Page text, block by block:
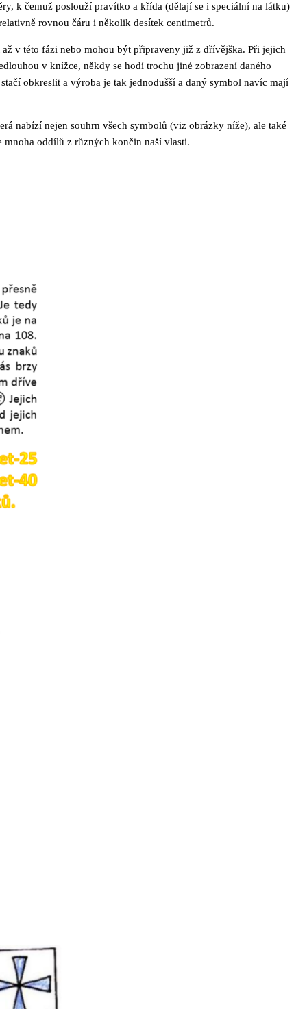
k čemuž poslouží pravítko a křída (dělají se i speciální na látku)
rovnou čáru i několik desítek centimetrů.
až v této fázi nebo mohou být připraveny již z dřívějška. Při jejich
v knížce, někdy se hodí trochu jiné zobrazení daného
obkreslit a výroba je tak jednodušší a daný symbol navíc mají
nabízí nejen souhrn všech symbolů (viz obrázky níže), ale také
oddílů z různých končin naší vlasti.